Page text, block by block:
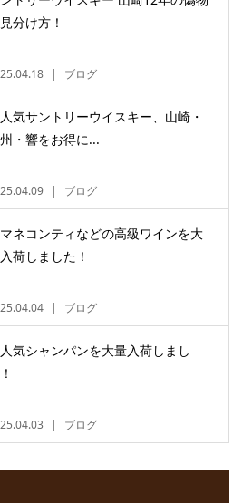
分け方！
ブログ
気サントリーウイスキー、山崎・
・響をお得に...
ブログ
ネコンティなどの高級ワインを大
荷しました！
ブログ
気シャンパンを大量入荷しまし
ブログ